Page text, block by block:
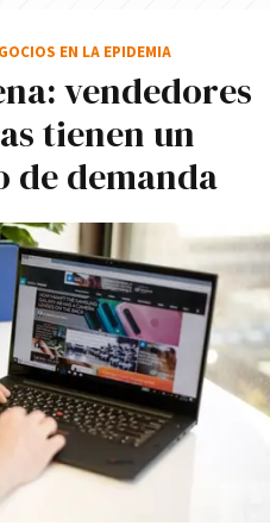
vendedores
tienen un
de demanda
EN LA EPIDEMIA